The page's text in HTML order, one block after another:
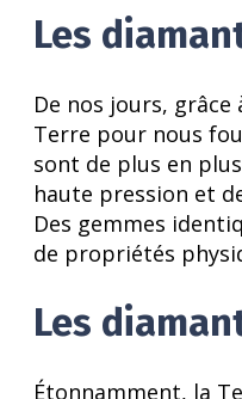
Les
De nos jours,
Terre pour nous
sont de plus en
haute pression et
Des gemmes
de propriétés
Les
Étonnamment, la